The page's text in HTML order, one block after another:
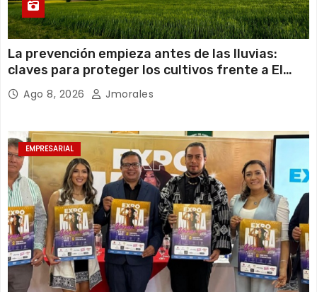
La prevención empieza antes de las lluvias:
claves para proteger los cultivos frente a El
NiñoAgo 8, 2026 Jmorales
EMPRESARIAL